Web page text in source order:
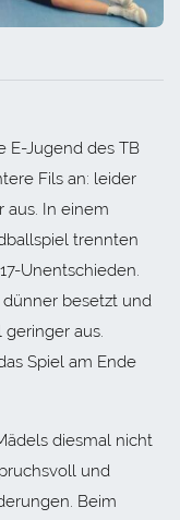
E-Jugend des TB
Fils an: leider
aus. In einem
trennten
Unentschieden.
besetzt und
aus.
Spiel am Ende
diesmal nicht
und
Beim